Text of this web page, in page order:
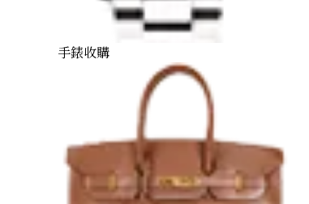
手錶收購